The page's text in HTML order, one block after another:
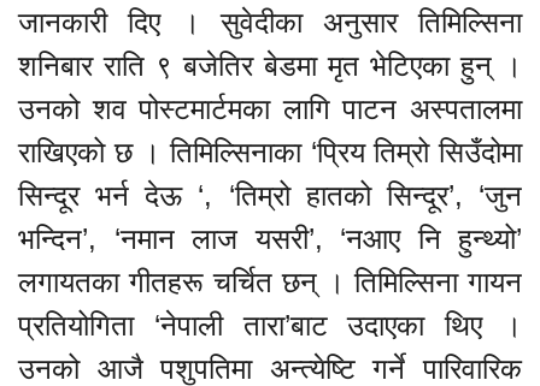
जानकारी दिए । सुवेदीका अनुसार तिमिल्सिना
शनिबार राति ९ बजेतिर बेडमा मृत भेटिएका हुन् ।
उनको शव पोस्टमार्टमका लागि पाटन अस्पतालमा
राखिएको छ । तिमिल्सिनाका ‘प्रिय तिम्रो सिउँदोमा
सिन्दूर भर्न देऊ ‘, ‘तिम्रो हातको सिन्दूर’, ‘जुन
भन्दिन’, ‘नमान लाज यसरी’, ‘नआए नि हुन्थ्यो’
लगायतका गीतहरू चर्चित छन् । तिमिल्सिना गायन
प्रतियोगिता ‘नेपाली तारा’बाट उदाएका थिए ।
उनको आजै पशुपतिमा अन्त्येष्टि गर्ने पारिवारिक